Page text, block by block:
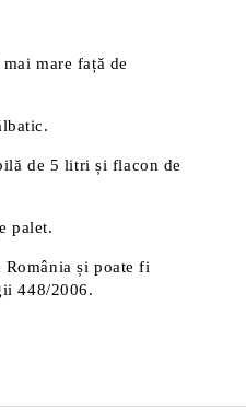
mare față de
de 5 litri și flacon de
palet.
România și poate fi
448/2006.